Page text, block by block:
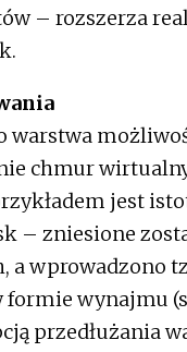
– rozszerza
chmur
jest
– zniesione
a wprowadzono
formie wynajmu
przedłużania